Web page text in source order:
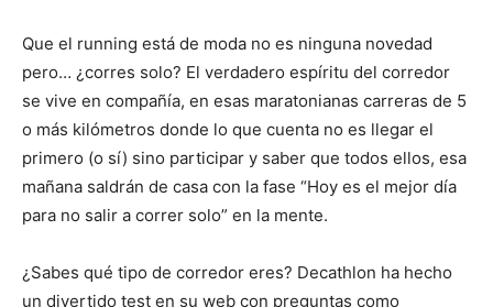
Que el running está de moda no es ninguna novedad
pero… ¿corres solo? El verdadero espíritu del corredor
se vive en compañía, en esas maratonianas carreras de 5
o más kilómetros donde lo que cuenta no es llegar el
primero (o sí) sino participar y saber que todos ellos, esa
mañana saldrán de casa con la fase “Hoy es el mejor día
para no salir a correr solo” en la mente.
¿Sabes qué tipo de corredor eres? Decathlon ha hecho
un divertido test en su web con preguntas como